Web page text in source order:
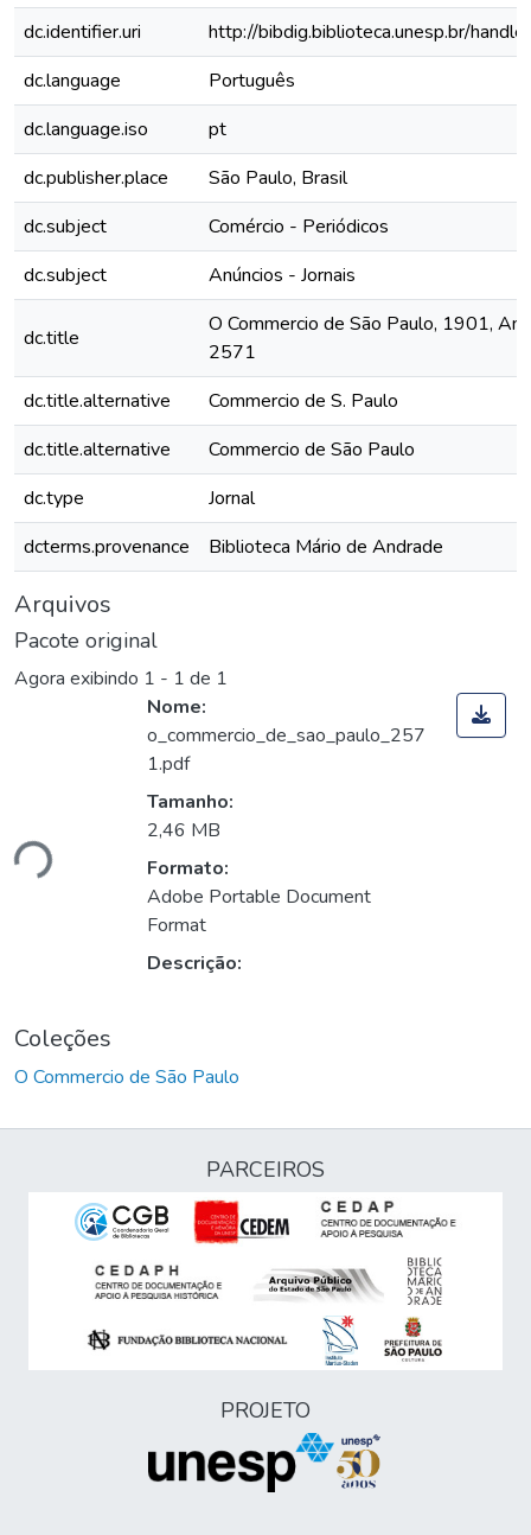
dc.identifier.uri
http://bibdig.biblioteca.unesp.br/
dc.language
Português
dc.language.iso
pt
dc.publisher.place
São Paulo, Brasil
dc.subject
Comércio - Periódicos
dc.subject
Anúncios - Jornais
dc.title
O Commercio de São Paulo, 1901,
2571
dc.title.alternative
Commercio de S. Paulo
dc.title.alternative
Commercio de São Paulo
dc.type
Jornal
dcterms.provenance
Biblioteca Mário de Andrade
Arquivos
Pacote original
Agora exibindo 1 - 1 de 1
Nome:
o_commercio_de_sao_paulo_257
1.pdf
Tamanho:
2,46 MB
Formato:
Adobe Portable Document
Format
Descrição:
Coleções
O Commercio de São Paulo
PARCEIROS
PROJETO